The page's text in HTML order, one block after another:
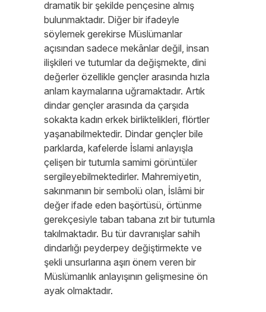
dramatik bir şekilde pençesine almış
bulunmaktadır. Diğer bir ifadeyle
söylemek gerekirse Müslümanlar
açısından sadece mekânlar değil, insan
ilişkileri ve tutumlar da değişmekte, dini
değerler özellikle gençler arasında hızla
anlam kaymalarına uğramaktadır. Artık
dindar gençler arasında da çarşıda
sokakta kadın erkek birliktelikleri, flörtler
yaşanabilmektedir. Dindar gençler bile
parklarda, kafelerde İslami anlayışla
çelişen bir tutumla samimi görüntüler
sergileyebilmektedirler. Mahremiyetin,
sakınmanın bir sembolü olan, İslâmi bir
değer ifade eden başörtüsü, örtünme
gerekçesiyle taban tabana zıt bir tutumla
takılmaktadır. Bu tür davranışlar sahih
dindarlığı peyderpey değiştirmekte ve
şekli unsurlarına aşırı önem veren bir
Müslümanlık anlayışının gelişmesine ön
ayak olmaktadır.